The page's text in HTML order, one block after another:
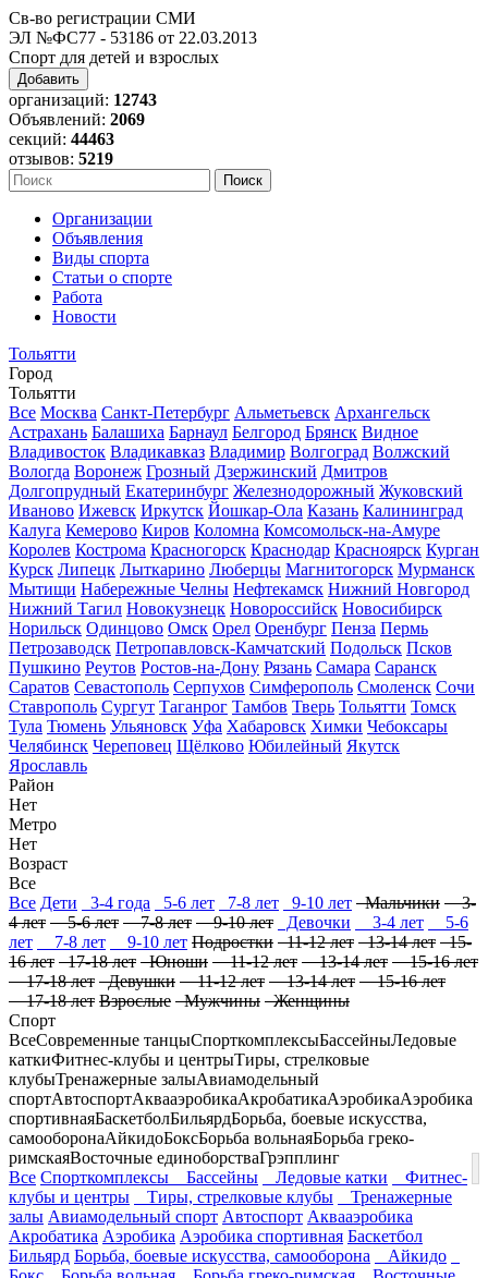
Св-во регистрации СМИ
ЭЛ №ФС77 - 53186 от 22.03.2013
Спорт для детей и взрослых
Добавить
организаций: 12743
Объявлений: 2069
секций: 44463
отзывов: 5219
Организации
Объявления
Виды спорта
Статьи о спорте
Работа
Новости
Тольятти
Город
Тольятти
Все Москва Санкт-Петербург Альметьевск Архангельск
Астрахань Балашиха Барнаул Белгород Брянск Видное
Владивосток Владикавказ Владимир Волгоград Волжский
Вологда Воронеж Грозный Дзержинский Дмитров
Долгопрудный Екатеринбург Железнодорожный Жуковский
Иваново Ижевск Иркутск Йошкар-Ола Казань Калининград
Калуга Кемерово Киров Коломна Комсомольск-на-Амуре
Королев Кострома Красногорск Краснодар Красноярск Курган
Курск Липецк Лыткарино Люберцы Магнитогорск Мурманск
Мытищи Набережные Челны Нефтекамск Нижний Новгород
Нижний Тагил Новокузнецк Новороссийск Новосибирск
Норильск Одинцово Омск Орел Оренбург Пенза Пермь
Петрозаводск Петропавловск-Камчатский Подольск Псков
Пушкино Реутов Ростов-на-Дону Рязань Самара Саранск
Саратов Севастополь Серпухов Симферополь Смоленск Сочи
Ставрополь Сургут Таганрог Тамбов Тверь Тольятти Томск
Тула Тюмень Ульяновск Уфа Хабаровск Химки Чебоксары
Челябинск Череповец Щёлково Юбилейный Якутск
Ярославль
Район
Нет
Метро
Нет
Возраст
Все
Все Дети 3-4 года 5-6 лет 7-8 лет 9-10 лет Мальчики 3-
4 лет 5-6 лет 7-8 лет 9-10 лет Девочки 3-4 лет
5-6
лет
7-8 лет 9-10 лет Подростки 11-12 лет 13-14 лет 15-
16 лет 17-18 лет Юноши 11-12 лет 13-14 лет 15-16 лет
17-18 лет Девушки 11-12 лет 13-14 лет 15-16 лет
17-18 лет Взрослые Мужчины Женщины
Спорт
ВсеСовременные танцыСпорткомплексыБассейныЛедовые
каткиФитнес-клубы и центрыТиры, стрелковые
клубыТренажерные залыАвиамодельный
спортАвтоспортАквааэробикаАкробатикаАэробикаАэробика
спортивнаяБаскетболБильярдБорьба, боевые искусства,
самооборонаАйкидоБоксБорьба вольнаяБорьба греко-
римскаяВосточные единоборстваГрэпплинг
Все Спорткомплексы Бассейны Ледовые катки
Фитнес-
клубы и центры
Тиры, стрелковые клубы
Тренажерные
залы Авиамодельный спорт Автоспорт Аквааэробика
Акробатика Аэробика Аэробика спортивная Баскетбол
Бильярд Борьба, боевые искусства, самооборона
Айкидо